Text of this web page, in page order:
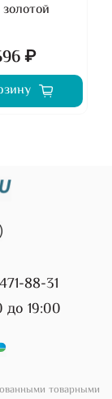
₽
88-31
до 19:00
товарными